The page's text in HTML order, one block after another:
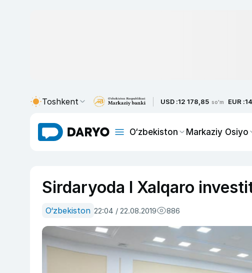
Toshkent USD :12 178,85 so'm EUR :
O‘zbekiston Markaziy Osiyo
Sirdaryoda I Xalqaro
O‘zbekiston 22:04 / 22.08.2019 886